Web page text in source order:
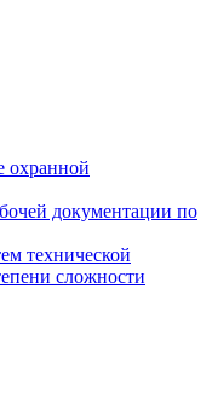
охранной
документации по
технической
сложности